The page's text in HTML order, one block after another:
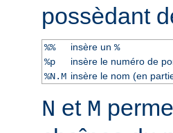
possèdant
%% insère un %
%p
insère le numéro de
%N.M insère le nom (en
N et M